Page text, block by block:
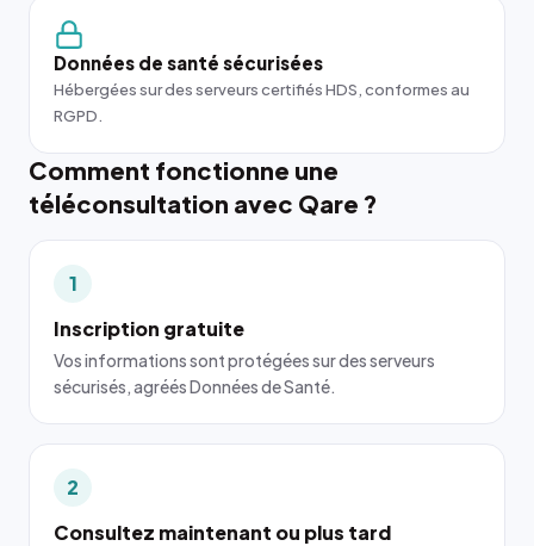
Données de santé sécurisées
Hébergées sur des serveurs certifiés HDS, conformes au
RGPD.
Comment fonctionne une
téléconsultation avec Qare ?
1
Inscription gratuite
Vos informations sont protégées sur des serveurs
sécurisés, agréés Données de Santé.
2
Consultez maintenant ou plus tard